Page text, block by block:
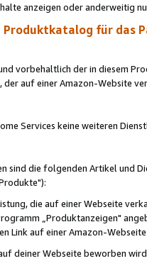
anzeigen oder anderweitig
Produktkatalog für das
vorbehaltlich der in diesem
der auf einer Amazon-Website
Services keine weiteren
sind die folgenden Artikel und
die auf einer Webseite
„Produktanzeigen"
Link auf einer Amazon-
deiner Webseite beworben